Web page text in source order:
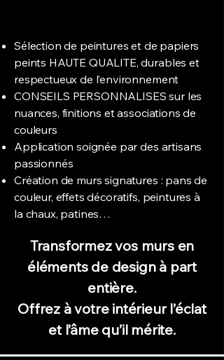
Sélection de peintures et de papiers
peints HAUTE QUALITE, durables et
respectueux de l’environnement
CONSEILS PERSONNALISES sur les
nuances, finitions et associations de
couleurs
Application soignée par des artisans
passionnés
Création de murs signatures : pans de
couleur, effets décoratifs, peintures à
la chaux, patines…
Transformez vos murs en
éléments de design à part
entière.
Offrez à votre intérieur l’éclat
et l’âme qu’il mérite.